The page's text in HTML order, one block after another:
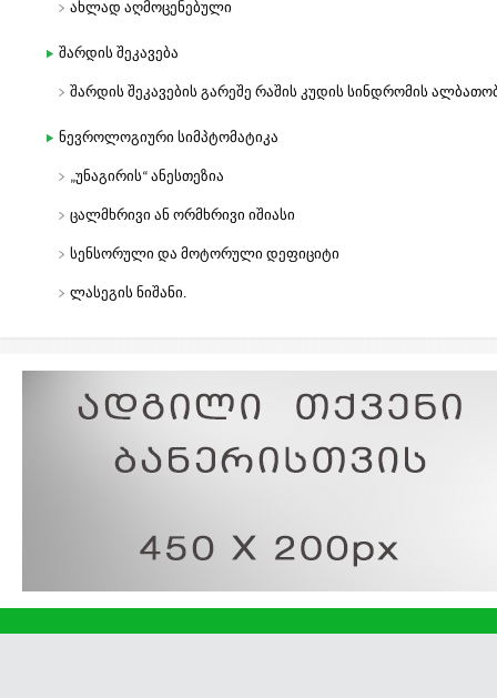
ახლად აღმოცენებული
შარდის შეკავება
შარდის შეკავების გარეშე რაშის კუდის სინდრომის
ნევროლოგიური სიმპტომატიკა
„უნაგირის“ ანესთეზია
ცალმხრივი ან ორმხრივი იშიასი
სენსორული და მოტორული დეფიციტი
ლასეგის ნიშანი.